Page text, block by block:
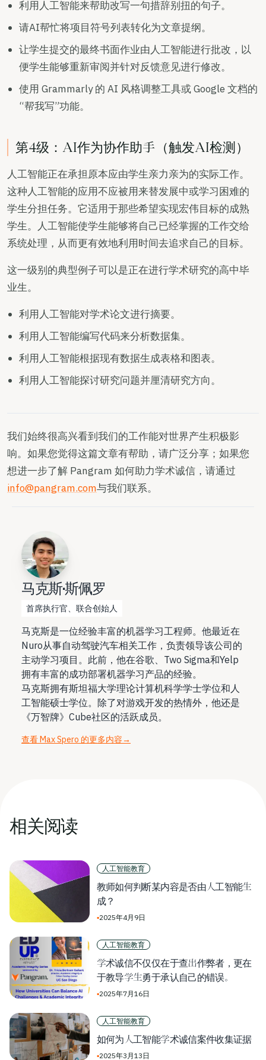
利用人工智能来帮助改写一句措辞别扭的句子。
请AI帮忙将项目符号列表转化为文章提纲。
让学生提交的最终书面作业由人工智能进行批改，以
便学生能够重新审阅并针对反馈意见进行修改。
使用 Grammarly 的 AI 风格调整工具或 Google 文档的
“帮我写”功能。
第4级：AI作为协作助手（触发AI检测）
人工智能正在承担原本应由学生亲力亲为的实际工作。
这种人工智能的应用不应被用来替发展中或学习困难的
学生分担任务。它适用于那些希望实现宏伟目标的成熟
学生。人工智能使学生能够将自己已经掌握的工作交给
系统处理，从而更有效地利用时间去追求自己的目标。
这一级别的典型例子可以是正在进行学术研究的高中毕
业生。
利用人工智能对学术论文进行摘要。
利用人工智能编写代码来分析数据集。
利用人工智能根据现有数据生成表格和图表。
利用人工智能探讨研究问题并厘清研究方向。
我们始终很高兴看到我们的工作能对世界产生积极影
响。如果您觉得这篇文章有帮助，请广泛分享；如果您
想进一步了解 Pangram 如何助力学术诚信，请通过
info@pangram.com与我们联系。
马克斯·斯佩罗
首席执行官、联合创始人
马克斯是一位经验丰富的机器学习工程师。他最近在
Nuro从事自动驾驶汽车相关工作，负责领导该公司的
主动学习项目。此前，他在谷歌、Two Sigma和Yelp
拥有丰富的成功部署机器学习产品的经验。
马克斯拥有斯坦福大学理论计算机科学学士学位和人
工智能硕士学位。除了对游戏开发的热情外，他还是
《万智牌》Cube社区的活跃成员。
查看 Max Spero 的更多内容→
相关阅读
人工智能教育
教师如何判断某内容是否由人工智能生
成？
▪2025年4月9日
人工智能教育
学术诚信不仅仅在于查出作弊者，更在
于教导学生勇于承认自己的错误。
▪2025年7月16日
人工智能教育
如何为人工智能学术诚信案件收集证据
▪2025年3月13日